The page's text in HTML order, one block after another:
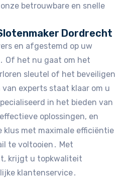
betrouwbare en snelle
Dordrecht
en afgestemd op uw
Of het nu gaat om het
sleutel of het beveiligen
experts staat klaar om u
in het bieden van
oplossingen, en
klus met maximale efficiëntie
te voltooien․ Met
krijgt u topkwaliteit
klantenservice․